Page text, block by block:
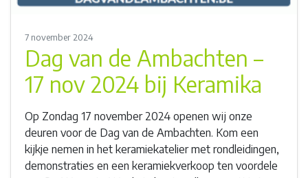
7 november 2024
Dag van de Ambachten –
17 nov 2024 bij Keramika
Op Zondag 17 november 2024 openen wij onze
deuren voor de Dag van de Ambachten. Kom een
kijkje nemen in het keramiekatelier met rondleidingen,
demonstraties en een keramiekverkoop ten voordele